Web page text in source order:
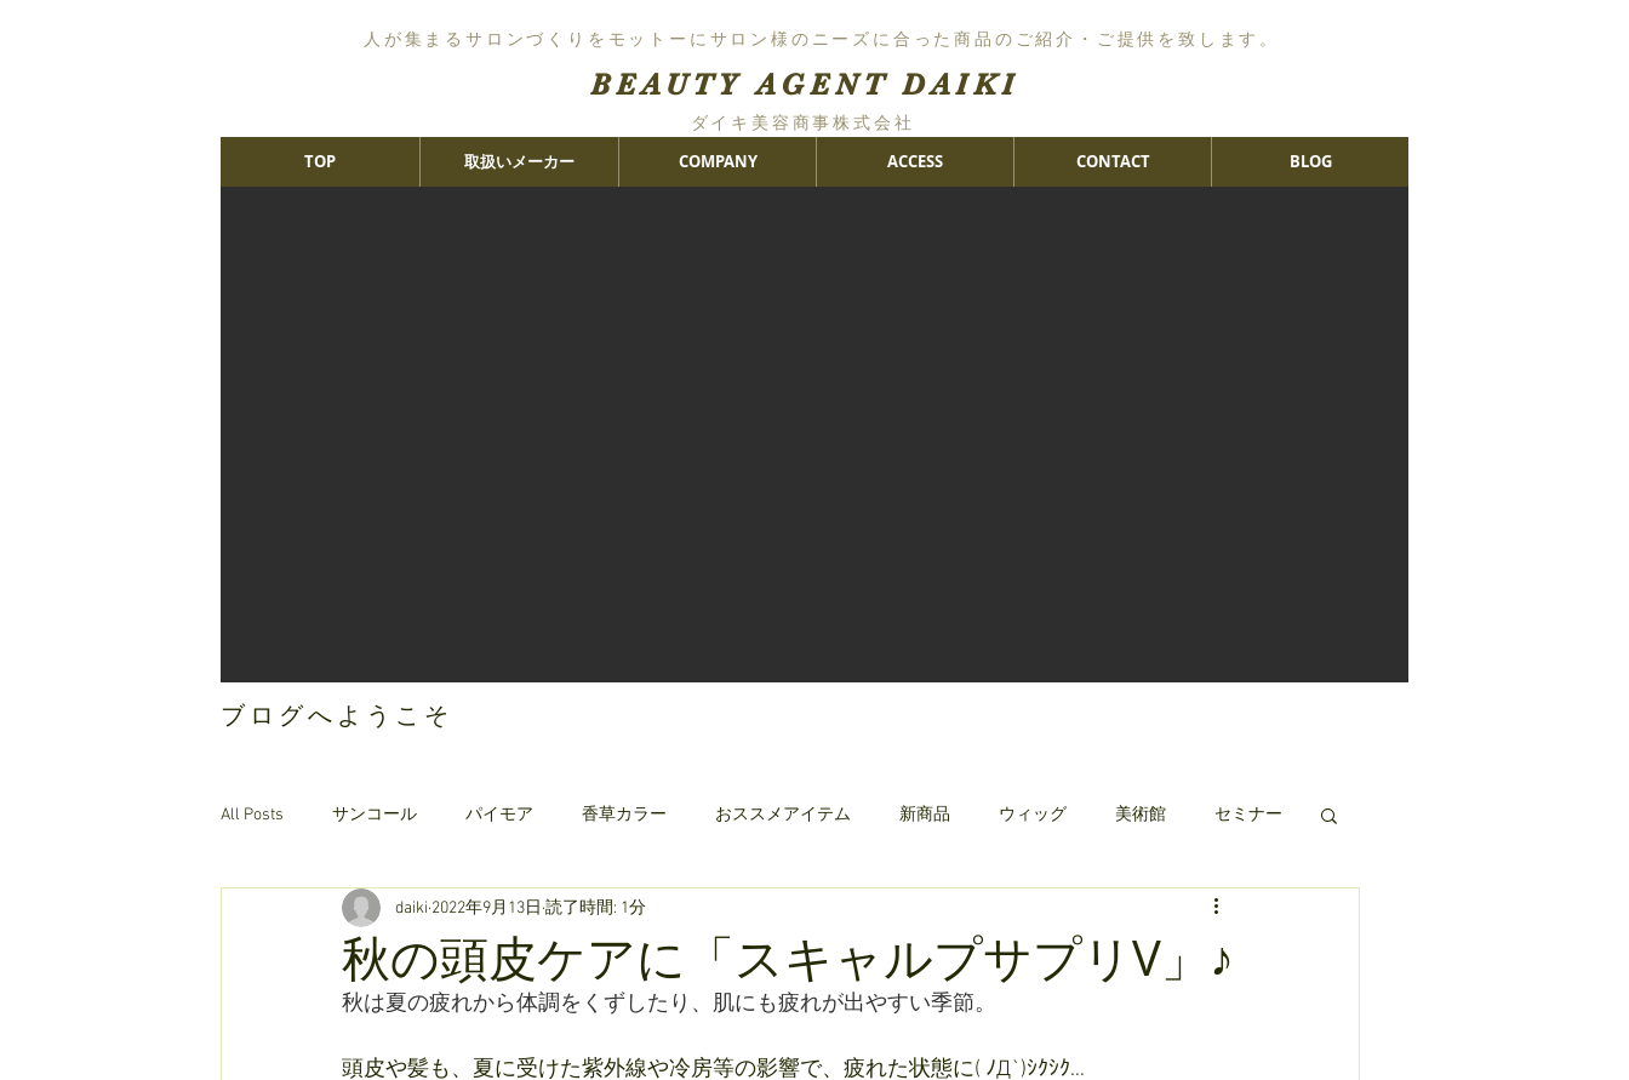
人が集まるサロンづくりをモットーにサロン様のニーズに合った商品のご紹介・ご提供を致します。
BEAUTY AGENT DAIKI
TOP 取扱いメーカー COMPANY ACCESS CONTACT BLOG
ダイキ美容商事株式会社
ブログへようこそ
All Posts サンコール パイモア 香草カラー おススメアイテム 新商品 ウィッグ 美術館 セミナー
オリジナルヘアケア クリレージュ
秋の頭皮ケアに「スキャルプサプリV」♪
daiki 2022年9月13日 読了時間: 1分
秋は夏の疲れから体調をくずしたり、肌にも疲れが出やすい季節。
頭皮や髪も、夏に受けた紫外線や冷房等の影響で、疲れた状態に( ﾉД`)ｼｸｼｸ…